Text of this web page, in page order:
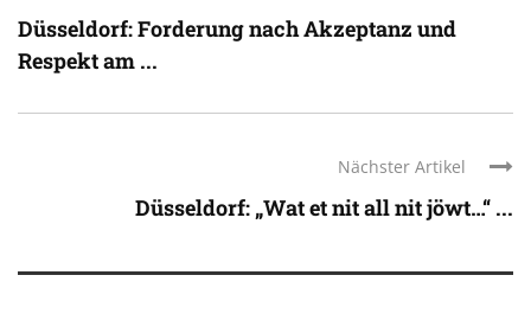
Düsseldorf: Forderung nach Akzeptanz und
Respekt am ...
Nächster Artikel
Düsseldorf: „Wat et nit all nit jöwt…“ ...